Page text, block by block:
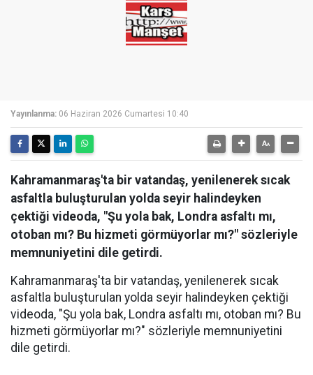
Yayınlanma: 06 Haziran 2026 Cumartesi 10:40
Kahramanmaraş'ta bir vatandaş, yenilenerek sıcak
asfaltla buluşturulan yolda seyir halindeyken
çektiği videoda, "Şu yola bak, Londra asfaltı mı,
otoban mı? Bu hizmeti görmüyorlar mı?" sözleriyle
memnuniyetini dile getirdi.
Kahramanmaraş'ta bir vatandaş, yenilenerek sıcak
asfaltla buluşturulan yolda seyir halindeyken çektiği
videoda, "Şu yola bak, Londra asfaltı mı, otoban mı? Bu
hizmeti görmüyorlar mı?" sözleriyle memnuniyetini
dile getirdi.